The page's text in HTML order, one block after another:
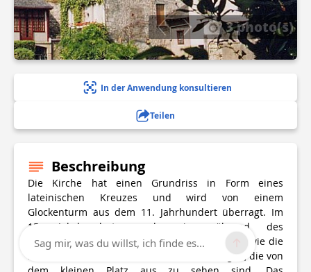
3 photo(s)
In der Anwendung konsultieren
Teilen
Beschreibung
Die Kirche hat einen Grundriss in Form eines
lateinischen Kreuzes und wird von einem
Glockenturm aus dem 11. Jahrhundert überragt. Im
15. Jahrhundert wurde sie während des
Hundertjährigen Krieges symbolisch befestigt, wie die
beiden Türme mit falschen Maschikulis zeigen, die von
Sag mir, was du willst, ich finde es...